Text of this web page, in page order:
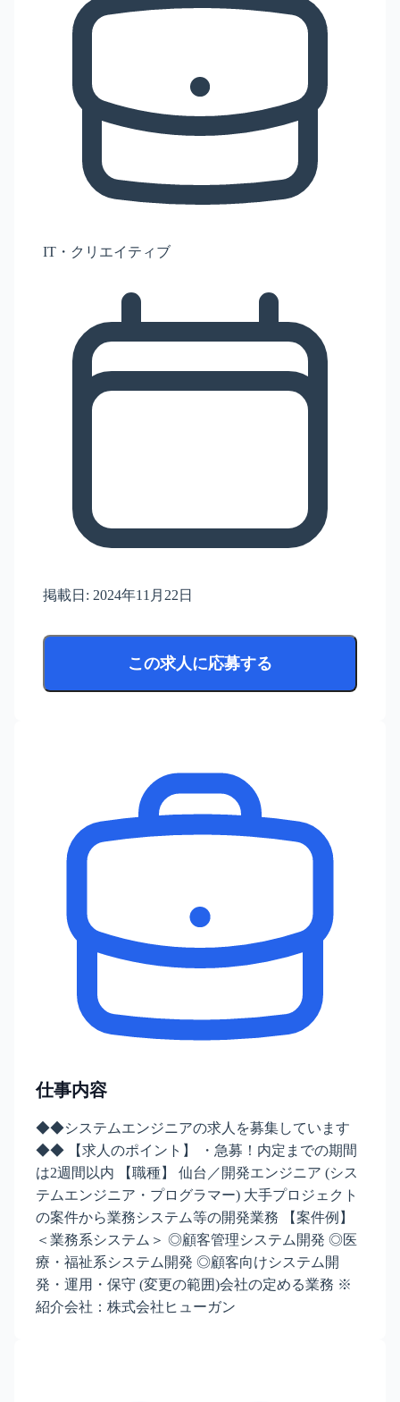
IT・クリエイティブ
掲載日: 2024年11月22日
この求人に応募する
仕事内容
◆◆システムエンジニアの求人を募集しています
◆◆ 【求人のポイント】 ・急募！内定までの期間
は2週間以内 【職種】 仙台／開発エンジニア (シス
テムエンジニア・プログラマー) 大手プロジェクト
の案件から業務システム等の開発業務 【案件例】
＜業務系システム＞ ◎顧客管理システム開発 ◎医
療・福祉系システム開発 ◎顧客向けシステム開
発・運用・保守 (変更の範囲)会社の定める業務 ※
紹介会社：株式会社ヒューガン